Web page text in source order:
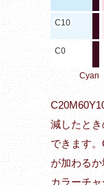
C10
C0
Cyan
減したと
できます
が加わる
カラーチ